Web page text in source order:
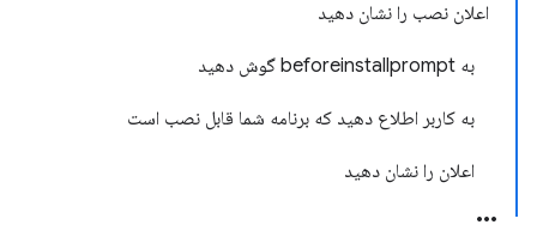
اعلان نصب را نشان دهید
به beforeinstallprompt گوش دهید
به کاربر اطلاع دهید که برنامه شما قابل نصب است
اعلان را نشان دهید